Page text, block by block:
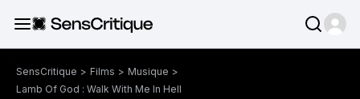
SensCritique > Films > Musique >
Lamb Of God : Walk With Me In Hell